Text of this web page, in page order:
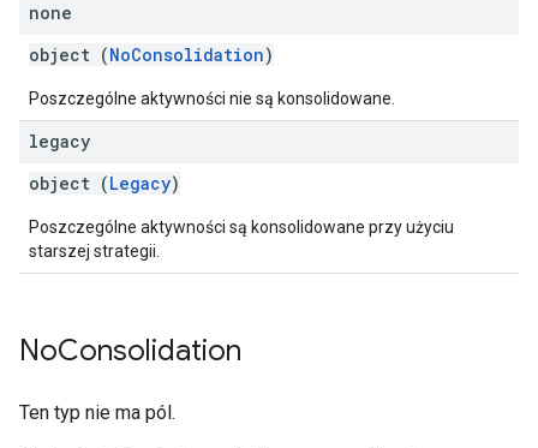
none
object (NoConsolidation)
Poszczególne aktywności nie są konsolidowane.
legacy
object (Legacy)
Poszczególne aktywności są konsolidowane przy użyciu
starszej strategii.
NoConsolidation
Ten typ nie ma pól.